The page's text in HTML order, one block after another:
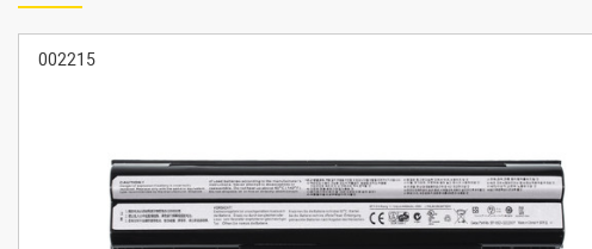
002215